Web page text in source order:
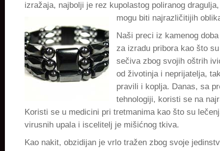
izražaja, najbolji je rez kupolastog poliranog
mogu biti najrazličitijih
Naši preci iz kamenog
za izradu pribora kao što
sečiva zbog svojih oštrih
od životinja i neprijatelja,
pravili i koplja. Danas, sa
tehnologiji, koristi se na
Koristi se u medicini pri tretmanima kao što su
virusnih upala i iscelitelj je mišićnog tkiva.
Kao nakit, obzidijan je vrlo tražen zbog svoje